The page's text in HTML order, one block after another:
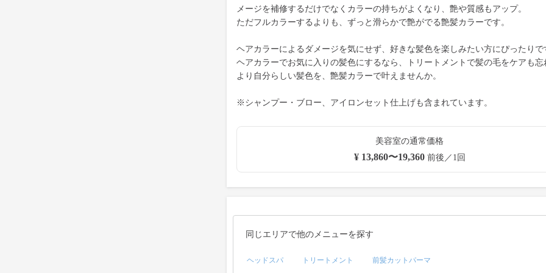
メージを補修するだけでなくカラーの持ちがよくなり、艶や質感もアップ。
ただフルカラーするよりも、ずっと滑らかで艶がでる艶髪カラーです。
ヘアカラーによるダメージを気にせず、好きな髪色を楽しみたい方にぴったりで
ヘアカラーでお気に入りの髪色にするなら、トリートメントで髪の毛をケアも忘
より自分らしい髪色を、艶髪カラーで叶えませんか。
※シャンプー・ブロー、アイロンセット仕上げも含まれています。
美容室の通常価格
¥ 13,860〜19,360前後／1回
同じエリアで他のメニューを探す
ヘッドスパ トリートメント 前髪カットパーマ